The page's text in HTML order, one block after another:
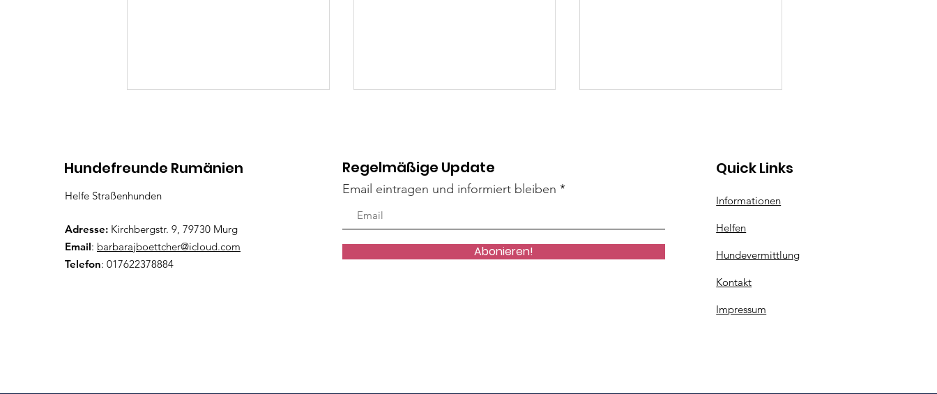
Liza Minelli Madita
Kommentare konnten nicht geladen werden
Es gab ein technisches Problem. Verbinde dich erneut oder aktualisiere die Seite.
Aktualisieren
Hundefreunde Rumänien
Helfe Straßenhunden
Adresse: Kirchbergstr. 9, 79730 Murg
Email: barbarajboettcher@icloud.com
Telefon: 017622378884
Regelmäßige Update
Email eintragen und informiert bleiben
Abonieren!
Quick Links
Informationen
Helfen
Hundevermittlung
Kontakt
Impressum